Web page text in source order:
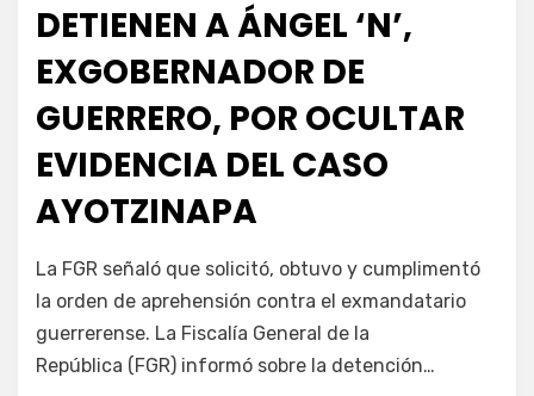
DETIENEN A ÁNGEL ‘N’,
EXGOBERNADOR DE
GUERRERO, POR OCULTAR
EVIDENCIA DEL CASO
AYOTZINAPA
porFernando Miranda Servín
La FGR señaló que solicitó, obtuvo y cumplimentó
la orden de aprehensión contra el exmandatario
guerrerense. La Fiscalía General de la
República (FGR) informó sobre la detención…